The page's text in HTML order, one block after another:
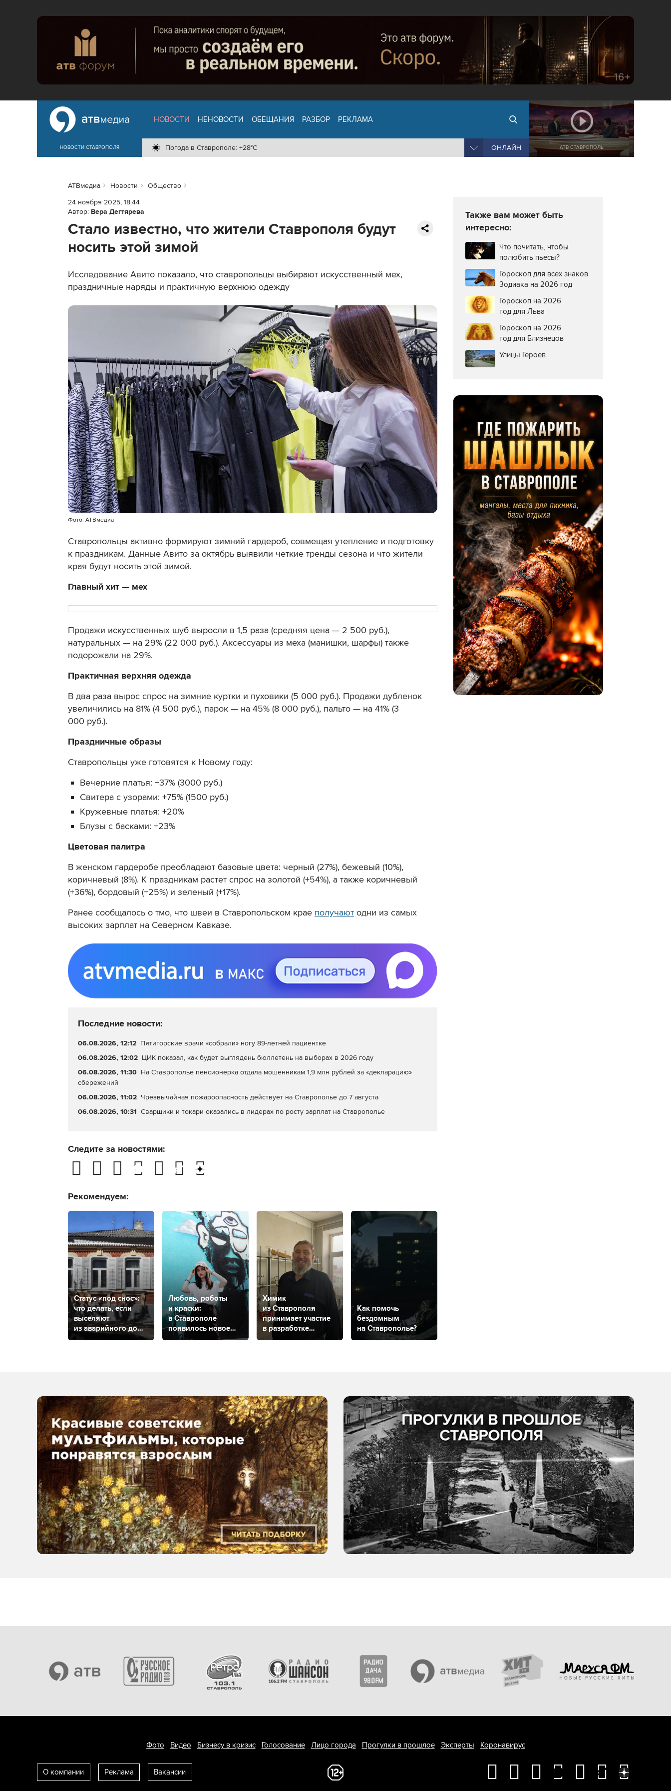
НОВОСТИ СТАВРОПОЛЯ
НОВОСТИ НЕНОВОСТИ ОБЕЩАНИЯ РАЗБОР РЕКЛАМА
Погода в Ставрополе: +28°C ОНЛАЙН АТВ СТАВРОПОЛЬ
АТВмедиа Новости
Общество
24 ноября 2025, 18:44
Автор: Вера Дегтярева
Стало известно, что жители Ставрополя будут
носить этой зимой
Исследование Авито показало, что ставропольцы выбирают искусственный мех,
праздничные наряды и практичную верхнюю одежду
Фото: АТВмедиа
Ставропольцы активно формируют зимний гардероб, совмещая утепление и подготовку
к праздникам. Данные Авито за октябрь выявили четкие тренды сезона и что жители
края будут носить этой зимой.
Главный хит — мех
Продажи искусственных шуб выросли в 1,5 раза (средняя цена — 2 500 руб.),
натуральных — на 29% (22 000 руб.). Аксессуары из меха (манишки, шарфы) также
подорожали на 29%.
Практичная верхняя одежда
В два раза вырос спрос на зимние куртки и пуховики (5 000 руб.). Продажи дубленок
увеличились на 81% (4 500 руб.), парок — на 45% (8 000 руб.), пальто — на 41% (3
000 руб.).
Праздничные образы
Ставропольцы уже готовятся к Новому году:
Вечерние платья: +37% (3000 руб.)
Свитера с узорами: +75% (1500 руб.)
Кружевные платья: +20%
Блузы с басками: +23%
Цветовая палитра
В женском гардеробе преобладают базовые цвета: черный (27%), бежевый (10%),
коричневый (8%). К праздникам растет спрос на золотой (+54%), а также коричневый
(+36%), бордовый (+25%) и зеленый (+17%).
Ранее сообщалось о тмо, что швеи в Ставропольском крае получают одни из самых
высоких зарплат на Северном Кавказе.
Последние новости:
06.08.2026, 12:12 Пятигорские врачи «собрали» ногу 89-летней пациентке
06.08.2026, 12:02 ЦИК показал, как будет выглядень бюллетень на выборах в 2026 году
06.08.2026, 11:30 На Ставрополье пенсионерка отдала мошенникам 1,9 млн рублей за «декларацию»
сбережений
06.08.2026, 11:02 Чрезвычайная пожароопасность действует на Ставрополье до 7 августа
06.08.2026, 10:31 Сварщики и токари оказались в лидерах по росту зарплат на Ставрополье
Следите за новостями:
Рекомендуем:
Статус «под снос»:
что делать, если
выселяют
из аварийного дома
и куда обратиться
Любовь, роботы
и краски:
в Ставрополе
появилось новое
место притяжения
Химик
из Ставрополя
принимает участие
в разработке
вещества против
Как помочь
бездомным
на Ставрополье?
Также вам может быть
интересно:
Что почитать, чтобы
полюбить пьесы?
Гороскоп для всех знаков
Зодиака на 2026 год
Гороскоп на 2026
год для Льва
Гороскоп на 2026
год для Близнецов
Улицы Героев
Фото Видео Бизнесу в кризис Голосование Лицо города Прогулки в прошлое Эксперты Коронавирус
О компании Реклама Вакансии